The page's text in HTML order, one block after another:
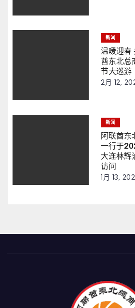
新闻
温暖迎春
酋东北总
节大巡游
2月 12,
新闻
阿联酋东
一行于
大连林辉
访问
1月 13,